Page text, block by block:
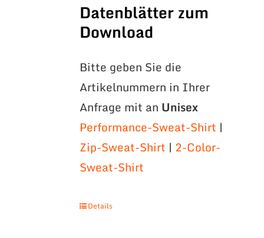
Datenblätter zum
Download
Bitte geben Sie die
Artikelnummern in Ihrer
Anfrage mit an Unisex
Performance-Sweat-Shirt |
Zip-Sweat-Shirt | 2-Color-
Sweat-Shirt
Details